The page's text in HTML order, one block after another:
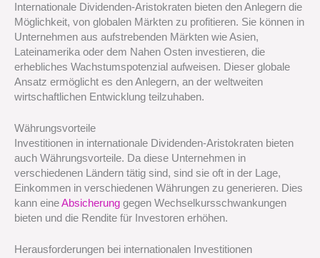
Internationale Dividenden-Aristokraten bieten den Anlegern die
Möglichkeit, von globalen Märkten zu profitieren. Sie können in
Unternehmen aus aufstrebenden Märkten wie Asien,
Lateinamerika oder dem Nahen Osten investieren, die
erhebliches Wachstumspotenzial aufweisen. Dieser globale
Ansatz ermöglicht es den Anlegern, an der weltweiten
wirtschaftlichen Entwicklung teilzuhaben.
Währungsvorteile
Investitionen in internationale Dividenden-Aristokraten bieten
auch Währungsvorteile. Da diese Unternehmen in
verschiedenen Ländern tätig sind, sind sie oft in der Lage,
Einkommen in verschiedenen Währungen zu generieren. Dies
kann eineAbsicherung gegen Wechselkursschwankungen
bieten und die Rendite für Investoren erhöhen.
Herausforderungen bei internationalen Investitionen